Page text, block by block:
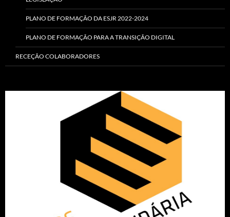
PLANO DE FORMAÇÃO DA ESJR 2022-2024
PLANO DE FORMAÇÃO PARA A TRANSIÇÃO DIGITAL
RECEÇÃO COLABORADORES